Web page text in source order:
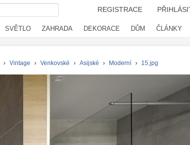
REGISTRACE
SVĚTLO ZAHRADA DEKORACE DŮM ČLÁNKY
› Vintage › Venkovské › Asijské › Moderní › 15.jpg